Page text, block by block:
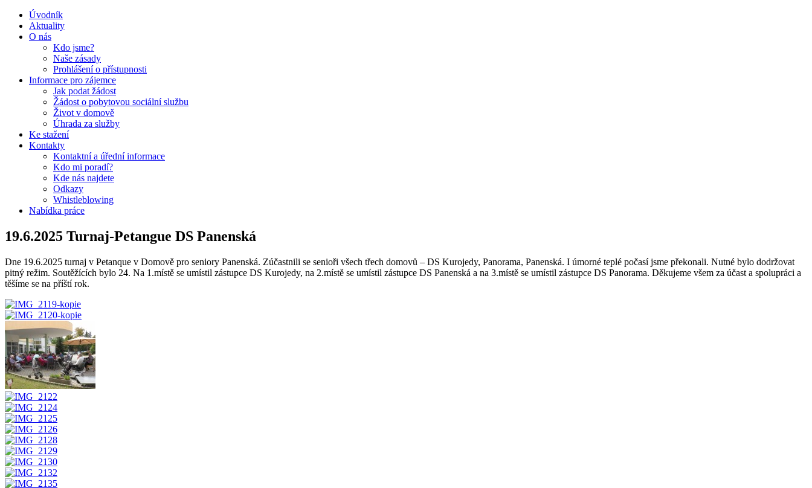
Úvodník
Aktuality
O nás
Kdo jsme?
Naše zásady
Prohlášení o přístupnosti
Informace pro zájemce
Jak podat žádost
Žádost o pobytovou sociální službu
Život v domově
Úhrada za služby
Ke stažení
Kontakty
Kontaktní a úřední informace
Kdo mi poradí?
Kde nás najdete
Odkazy
Whistleblowing
Nabídka práce
19.6.2025 Turnaj-Petangue DS Panenská
Dne 19.6.2025 turnaj v Petanque v Domově pro seniory Panenská. Zúčastnili se senioři všech třech domovů – DS Kurojedy, Panorama, Panenská. I úmorné teplé počasí jsme překonali. Nutné bylo dodržovat
pitný režim. Soutěžících bylo 24. Na 1.místě se umístil zástupce DS Kurojedy, na 2.místě se umístil zástupce DS Panenská a na 3.místě se umístil zástupce DS Panorama. Děkujeme všem za účast a spolupráci a
těšíme se na příští rok.